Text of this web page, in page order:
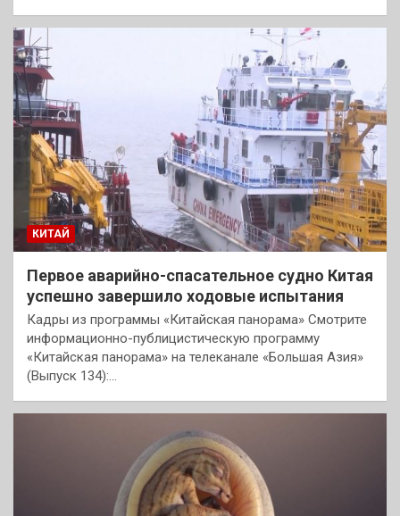
КИТАЙ
Первое аварийно-спасательное судно Китая
успешно завершило ходовые испытания
Кадры из программы «Китайская панорама» Смотрите
информационно-публицистическую программу
«Китайская панорама» на телеканале «Большая Азия»
(Выпуск 134):…